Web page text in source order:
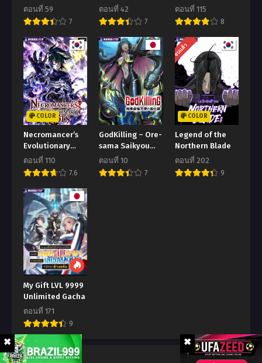
ตอนที่ 153
มีนาคม 7, 2024 กุมภาพันธ์ 20, 2024
ตอนที่ 151
กุมภาพันธ์ 2, 2024
ตอนที่ 150
มกราคม 25, 2024
ตอนที่ 149
มกราคม 16, 2024
ตอนที่ 148
มกราคม 3, 2024
ตอนที่ 147
ธันวาคม 15, 2023
ตอนที่ 146
ธันวาคม 7, 2023
ตอนที่ 145
พฤศจิกายน 27, 2023
ตอนที่ 144
พฤศจิกายน 16, 2023
ตอนที่ 143
พฤศจิกายน 15, 2023
ตอนที่ 141
กันยายน 7, 2023
ตอนที่ 139
ตอนที่ 137
สิงหาคม 7, 2023
ตอนที่ 135
กรกฎาคม 9, 2023
Reincarnated
Bastard of the
Sword Clan
ตอนที่ 59
7
กล้าสายฮีล
ตอนที่ 42
7
Academy
ตอนที่ 115
8
COLOR
Necromancer’s
Evolutionary
Traits
ตอนที่ 110
7.6
GodKilling – Ore-
sama Saikyou
Tenshi no
Shinkatan
ตอนที่ 10
7
จบแล้ว
COLOR
Legend of the
Northern Blade
ตอนที่ 202
9
My Gift LVL 9999
Unlimited Gacha
ตอนที่ 171
9
Comment